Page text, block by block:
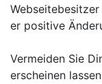
er positive
Vermeiden Sie
erscheinen